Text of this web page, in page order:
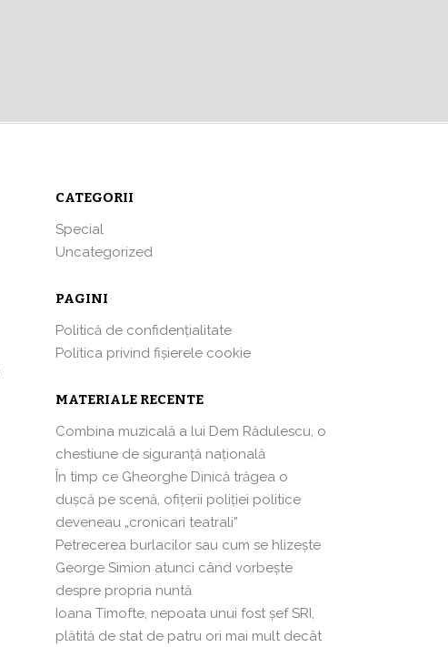
CATEGORII
Special
Uncategorized
PAGINI
Politică de confidențialitate
Politica privind fișierele cookie
MATERIALE RECENTE
Combina muzicală a lui Dem Rădulescu, o
chestiune de siguranță națională
În timp ce Gheorghe Dinică trăgea o
dușcă pe scenă, ofițerii poliției politice
deveneau „cronicari teatrali”
Petrecerea burlacilor sau cum se hlizeşte
George Simion atunci când vorbeşte
despre propria nuntă
Ioana Timofte, nepoata unui fost şef SRI,
plătită de stat de patru ori mai mult decât